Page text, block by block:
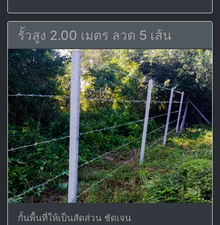
รั้วสูง 2.00 เมตร ลวด 5 เส้น
กั้นพื้นที่ให้เป็นสัดส่วน ชัดเจน